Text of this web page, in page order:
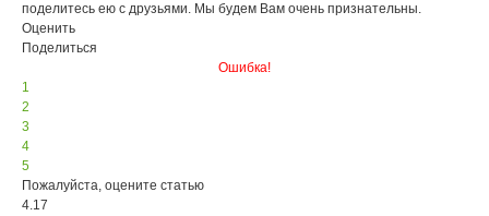
поделитесь ею с друзьями. Мы будем Вам очень признательны.
Оценить
Поделиться
Ошибка!
1
2
3
4
5
Пожалуйста, оцените статью
4.17